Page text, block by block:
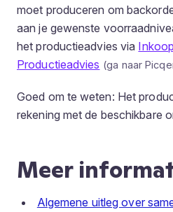
moet produceren om
aan je gewenste
het productieadvies via
Productieadvies
Goed om te weten: Het
rekening met de beschikbare
Meer
Algemene uitleg over